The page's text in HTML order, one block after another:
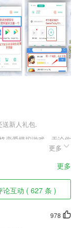
送新人礼包.
恋爱模拟游戏，无论你
己的爱情，有众多的女
，通过日常生活中的
合氛围的bgm中成功牵
位,让你打造自己的明
更多
更多
论互动 ( 627 条 )
978